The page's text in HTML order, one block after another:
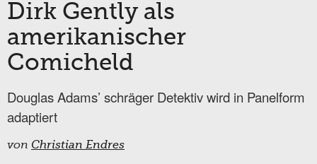
Dirk Gently als
amerikanischer
Comicheld
Douglas Adams’ schräger Detektiv wird in Panelform
adaptiert
von Christian Endres